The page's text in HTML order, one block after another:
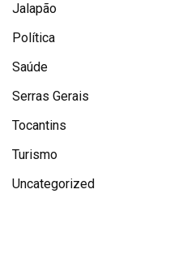
Jalapão
Política
Saúde
Serras Gerais
Tocantins
Turismo
Uncategorized